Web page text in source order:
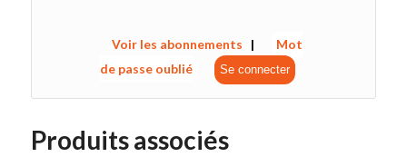
Voir les abonnements |
Mot
de passe oublié
Produits associés